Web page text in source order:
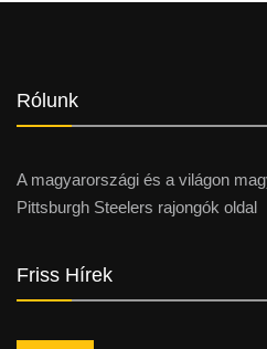
Rólunk
A magyarországi és a világon
Pittsburgh Steelers rajongók oldal
Friss Hírek